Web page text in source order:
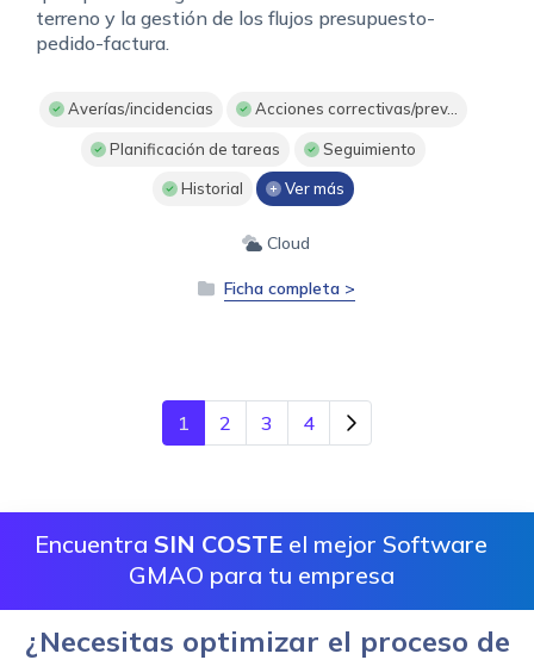
terreno y la gestión de los flujos presupuesto-
pedido-factura.
Averías/incidencias Acciones correctivas/prev...
Planificación de tareas Seguimiento
Historial Ver más
Cloud
Ficha completa >
1 2 3 4
Encuentra SIN COSTE el mejor Software
GMAO para tu empresa
¿Necesitas optimizar el proceso de